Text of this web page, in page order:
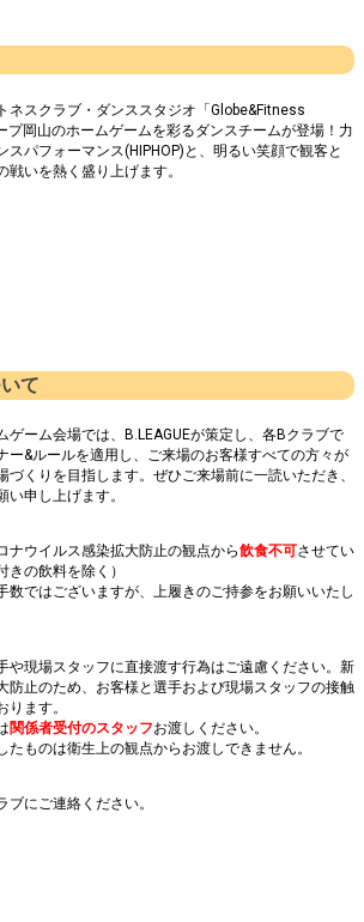
ネスクラブ・ダンススタジオ「Globe&Fitness
プ岡山のホームゲームを彩るダンスチームが登場！力
スパフォーマンス(HIPHOP)と、明るい笑顔で観客と
戦いを熱く盛り上げます。
て
ゲーム会場では、B.LEAGUEが策定し、各Bクラブで
ー&ルールを適用し、ご来場のお客様すべての方々が
づくりを目指します。ぜひご来場前に一読いただき、
い申し上げます。
ナウイルス感染拡大防止の観点から飲食不可させてい
の飲料を除く）
数ではございますが、上履きのご持参をお願いいたし
や現場スタッフに直接渡す行為はご遠慮ください。新
防止のため、お客様と選手および現場スタッフの接触
ます。
関係者受付のスタッフお渡しください。
たものは衛生上の観点からお渡しできません。
にご連絡ください。